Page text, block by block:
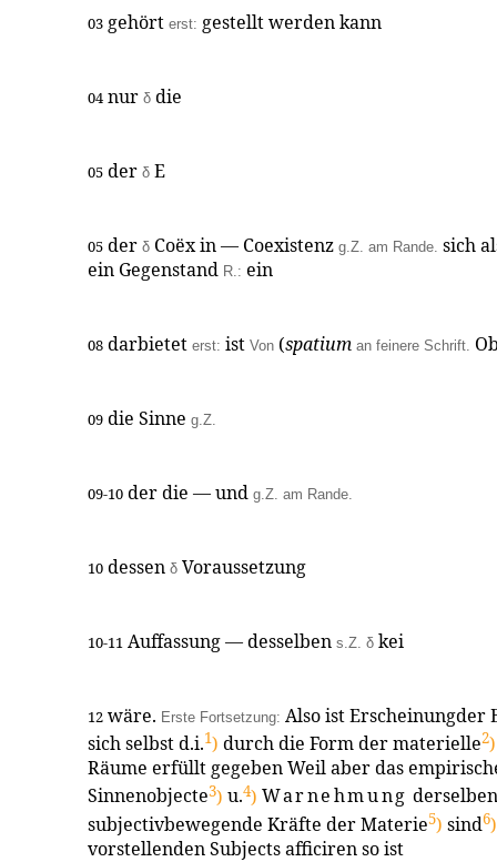
03 gehört erst: gestellt werden kann
04 nur δ die
05 der δ E
05 der δ Coëx in — Coexistenz g.Z. am Rande. sich
ein Gegenstand R.: ein
08 darbietet erst: ist Von (spatium an feinere Schrift.
09 die Sinne g.Z.
09-10 der die — und g.Z. am Rande.
10 dessen δ Voraussetzung
10-11 Auffassung — desselben s.Z. δ kei
12 wäre. Erste Fortsetzung: Also ist Erscheinungder
sich selbst d.i.1) durch die Form der materielle2)
Räume erfüllt gegeben Weil aber das
Sinnenobjecte3) u.4) Warnehmung
subjectivbewegende Kräfte der Materie5) sind6)
vorstellenden Subjects afficiren so ist